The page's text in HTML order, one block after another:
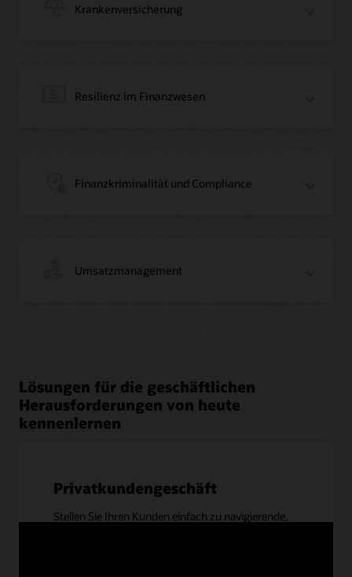
Krankenversicherung
Resilienz im Finanzwesen
Finanzkriminalität und Compliance
Umsatzmanagement
Lösungen für die geschäftlichen
Herausforderungen von heute
kennenlernen
Privatkundengeschäft
Stellen Sie Ihren Kunden einfach zu navigierende,